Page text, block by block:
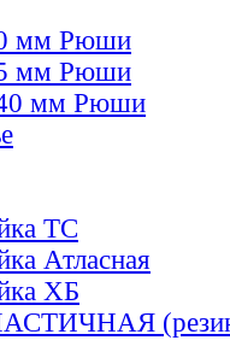
мм Рюши
мм Рюши
мм Рюши
ТС
Атласная
ХБ